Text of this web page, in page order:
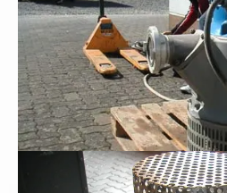
Schwerer Industriesaugkorb